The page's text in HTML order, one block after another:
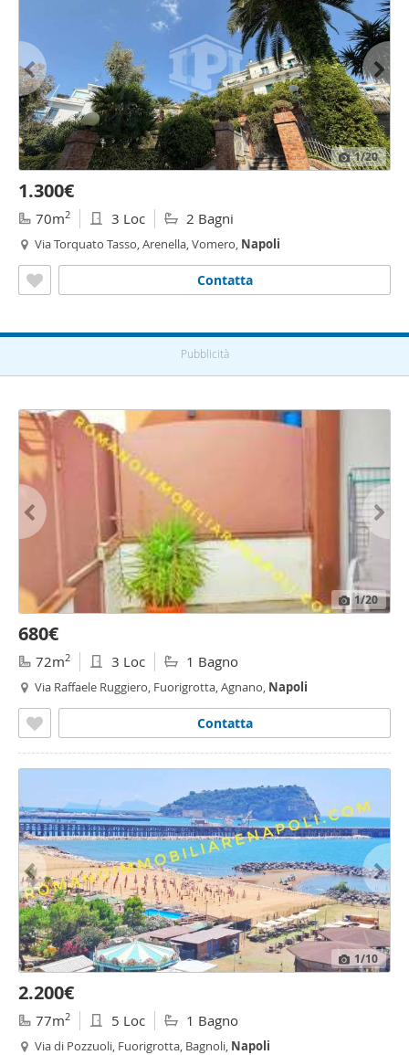
1/20
1.300€
70m2 3 Loc 2 Bagni
Via Torquato Tasso, Arenella, Vomero, Napoli
Contatta
Pubblicità
1/20
680€
72m2 3 Loc 1 Bagno
Via Raffaele Ruggiero, Fuorigrotta, Agnano, Napoli
Contatta
1/10
2.200€
77m2 5 Loc 1 Bagno
Via di Pozzuoli, Fuorigrotta, Bagnoli, Napoli